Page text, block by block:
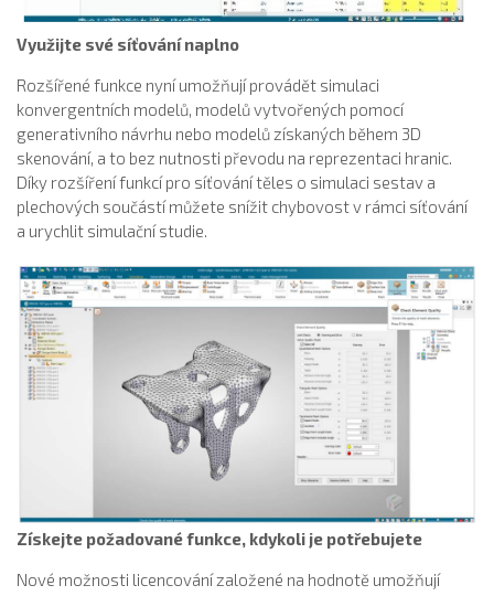
Využijte své síťování naplno
Rozšířené funkce nyní umožňují provádět simulaci
konvergentních modelů, modelů vytvořených pomocí
generativního návrhu nebo modelů získaných během 3D
skenování, a to bez nutnosti převodu na reprezentaci hranic.
Díky rozšíření funkcí pro síťování těles o simulaci sestav a
plechových součástí můžete snížit chybovost v rámci síťování
a urychlit simulační studie.
Získejte požadované funkce, kdykoli je potřebujete
Nové možnosti licencování založené na hodnotě umožňují